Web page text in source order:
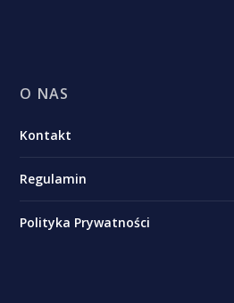
O NAS
Kontakt
Regulamin
Polityka Prywatności